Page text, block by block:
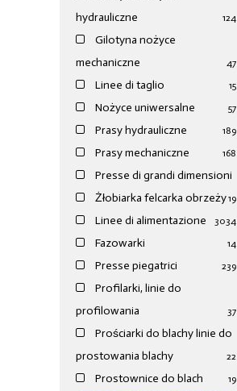
hydrauliczne
124
Gilotyna nożyce
mechaniczne
47
Linee di taglio 15
Nożyce uniwersalne 57
Prasy hydrauliczne 189
Prasy mechaniczne 168
Presse di grandi dimensioni
19
Żłobiarka felcarka obrzeży
34
Linee di alimentazione 30
Fazowarki 14
Presse piegatrici 239
Profilarki, linie do
profilowania
37
Prościarki do blachy linie do
prostowania blachy
22
Prostownice do blach 19